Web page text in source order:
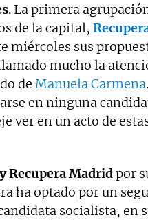
. La primera
de la capital,
miércoles sus
mucho la
de Manuela Carmena
en ninguna
ver en un acto de
Recupera Madridpor
ha optado por un
socialista, en